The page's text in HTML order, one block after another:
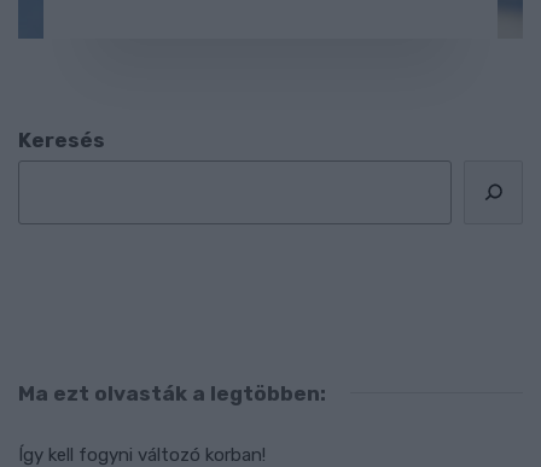
Keresés
Ma ezt olvasták a legtöbben:
Így kell fogyni változó korban!